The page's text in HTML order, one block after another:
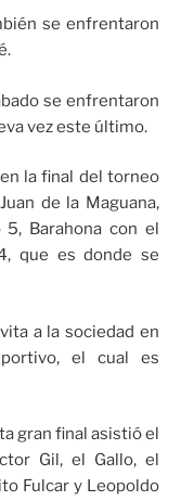
se enfrentaron
se enfrentaron
vez este último.
la final del torneo
de la Maguana,
Barahona con el
que es donde se
a la sociedad en
el cual es
gran final asistió el
Gil, el Gallo, el
Fulcar y Leopoldo